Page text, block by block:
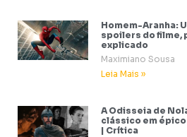
Homem-Aranha:
spoilers do filme,
explicado
Maximiano Sousa
Leia Mais »
A Odisseia de
clássico em
| Crítica